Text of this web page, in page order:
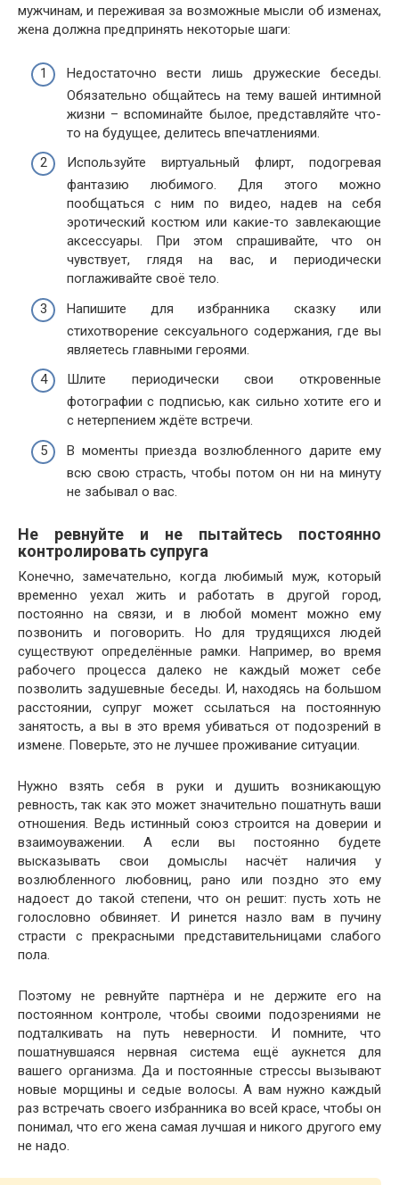
мужчинам, и переживая за возможные мысли об изменах,
жена должна предпринять некоторые шаги:
Недостаточно вести лишь дружеские беседы.
Обязательно общайтесь на тему вашей интимной
жизни – вспоминайте былое, представляйте что-
то на будущее, делитесь впечатлениями.
Используйте виртуальный флирт, подогревая
фантазию любимого. Для этого можно
пообщаться с ним по видео, надев на себя
эротический костюм или какие-то завлекающие
аксессуары. При этом спрашивайте, что он
чувствует, глядя на вас, и периодически
поглаживайте своё тело.
Напишите для избранника сказку или
стихотворение сексуального содержания, где вы
являетесь главными героями.
Шлите периодически свои откровенные
фотографии с подписью, как сильно хотите его и
с нетерпением ждёте встречи.
В моменты приезда возлюбленного дарите ему
всю свою страсть, чтобы потом он ни на минуту
не забывал о вас.
Не ревнуйте и не пытайтесь постоянно
контролировать супруга
Конечно, замечательно, когда любимый муж, который
временно уехал жить и работать в другой город,
постоянно на связи, и в любой момент можно ему
позвонить и поговорить. Но для трудящихся людей
существуют определённые рамки. Например, во время
рабочего процесса далеко не каждый может себе
позволить задушевные беседы. И, находясь на большом
расстоянии, супруг может ссылаться на постоянную
занятость, а вы в это время убиваться от подозрений в
измене. Поверьте, это не лучшее проживание ситуации.
Нужно взять себя в руки и душить возникающую
ревность, так как это может значительно пошатнуть ваши
отношения. Ведь истинный союз строится на доверии и
взаимоуважении. А если вы постоянно будете
высказывать свои домыслы насчёт наличия у
возлюбленного любовниц, рано или поздно это ему
надоест до такой степени, что он решит: пусть хоть не
голословно обвиняет. И ринется назло вам в пучину
страсти с прекрасными представительницами слабого
пола.
Поэтому не ревнуйте партнёра и не держите его на
постоянном контроле, чтобы своими подозрениями не
подталкивать на путь неверности. И помните, что
пошатнувшаяся нервная система ещё аукнется для
вашего организма. Да и постоянные стрессы вызывают
новые морщины и седые волосы. А вам нужно каждый
раз встречать своего избранника во всей красе, чтобы он
понимал, что его жена самая лучшая и никого другого ему
не надо.